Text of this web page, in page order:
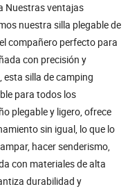
Nuestras ventajas
nuestra silla plegable de
compañero perfecto para
con precisión y
silla de camping
para todos los
plegable y ligero, ofrece
sin igual, lo que lo
hacer senderismo,
con materiales de alta
durabilidad y